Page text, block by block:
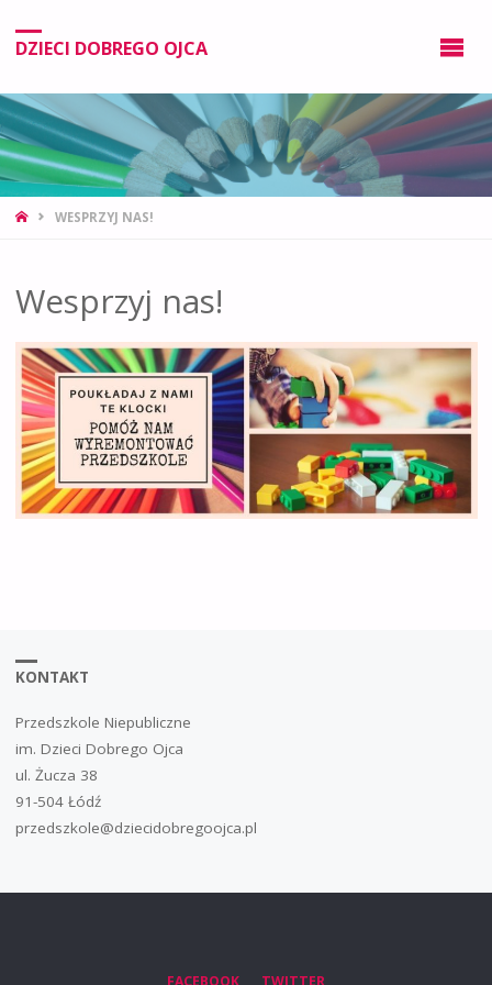
DZIECI DOBREGO OJCA
WESPRZYJ NAS!
Wesprzyj nas!
KONTAKT
Przedszkole Niepubliczne
im. Dzieci Dobrego Ojca
ul. Żucza 38
91-504 Łódź
przedszkole@dziecidobregoojca.pl
FACEBOOK TWITTER